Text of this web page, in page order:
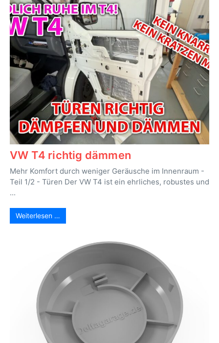
VW T4 richtig dämmen
Mehr Komfort durch weniger Geräusche im Innenraum -
Teil 1/2 - Türen Der VW T4 ist ein ehrliches, robustes und
...
Weiterlesen …